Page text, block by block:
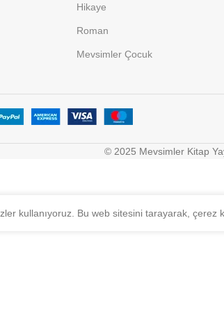
Hikaye
Roman
Mevsimler Çocuk
© 2025 Mevsimler Kitap
kullanıyoruz. Bu web sitesini tarayarak, çerez